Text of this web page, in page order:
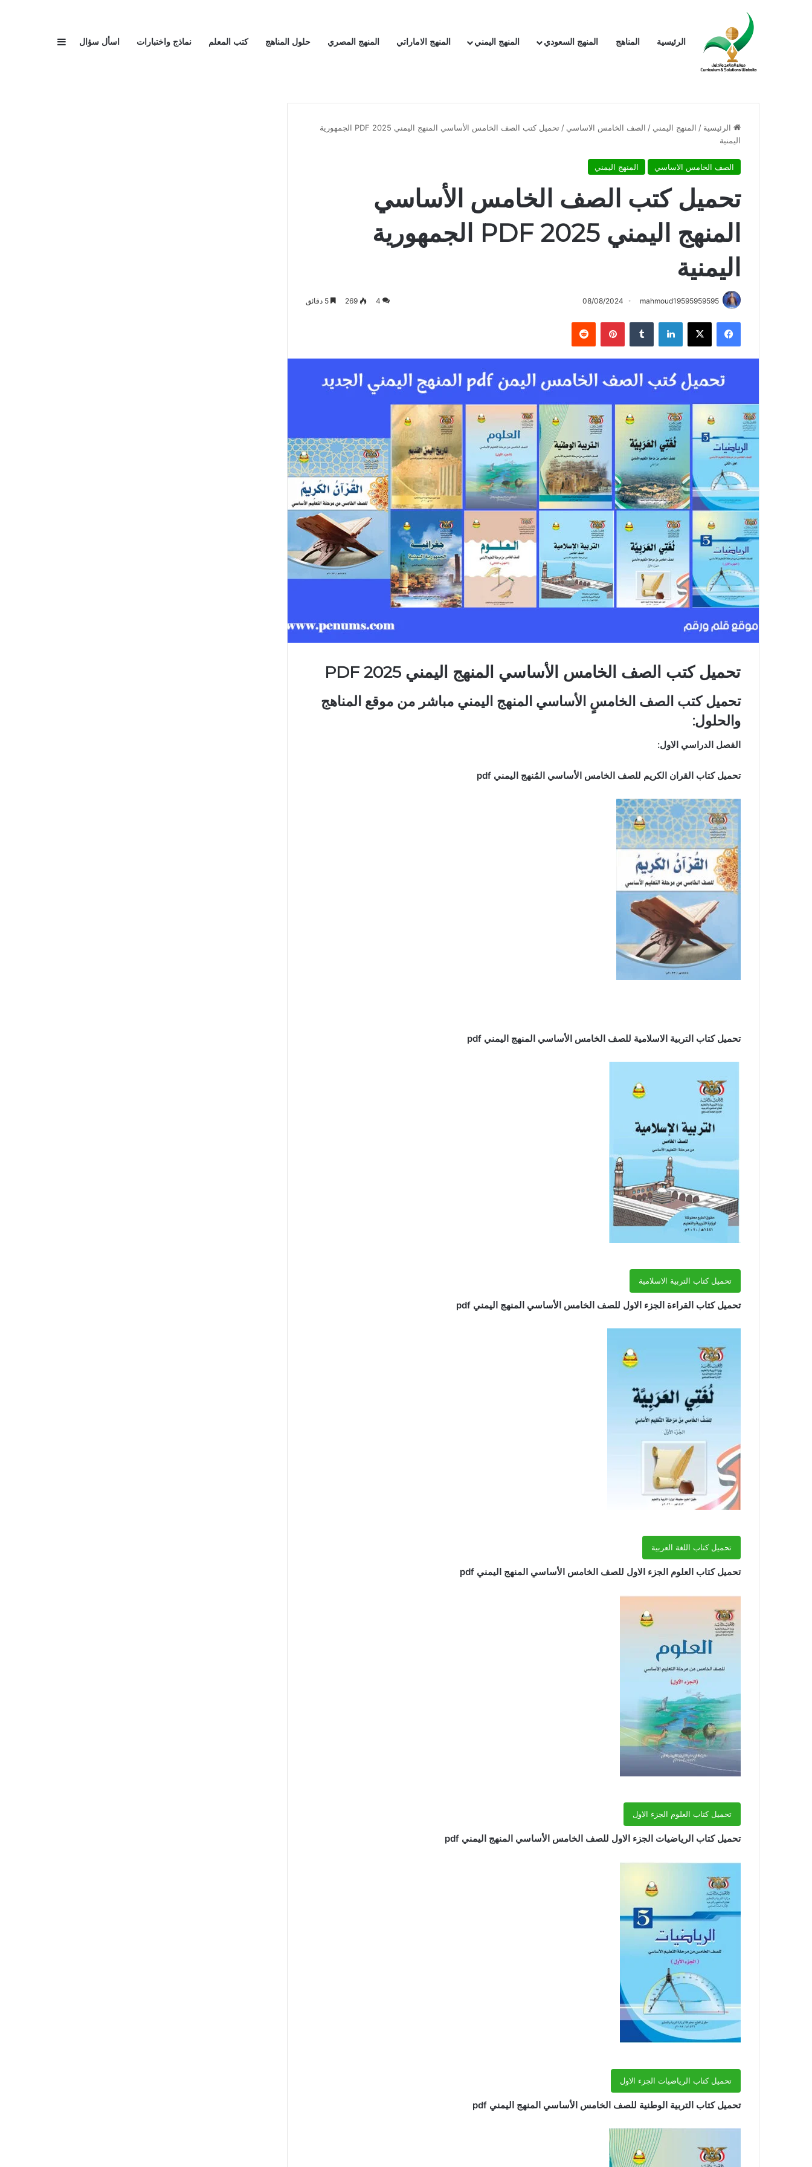
الرئيسية المناهج المنهج السعودي المنهج اليمني المنهج الاماراتي المنهج المصري حلول المناهج كتب المعلم نماذج واختبارات اسأل سؤال إضافة عمود
الرئيسية / المنهج اليمني / الصف الخامس الاساسي /
تحميل كتب الصف الخامس الأساسي المنهج اليمني 2025 PDF الجمهورية
اليمنية
الصف الخامس الاساسي المنهج اليمني
تحميل كتب الصف الخامس الأساسي
المنهج اليمني 2025 PDF الجمهورية
اليمنية
mahmoud19595959595
08/08/2024
4
269
فيسبوك X لينكدإن بينتيريست
تحميل كتب الصف الخامس الأساسي المنهج اليمني 2025 PDF
تحميل كتب الصف الخامسٍ الأساسي المنهج اليمني مباشر من موقع المناهج
والحلول:
الفصل الدراسي الاول:
تحميل كتاب القران الكريم للصف الخامس الأساسي المُنهج اليمني pdf
تحميل كتاب التربية الاسلامية للصف الخامس الأساسي المنهج اليمني pdf
تحميل كتاب التربية الاسلامية
تحميل كتاب القراءة الجزء الاول للصف الخامس الأساسي المنهج اليمني pdf
تحميل كتاب اللغة العربية
تحميل كتاب العلوم الجزء الاول للصف الخامس الأساسي المنهج اليمني pdf
تحميل كتاب العلوم الجزء الاول
تحميل كتاب الرياضيات الجزء الاول للصف الخامس الأساسي المنهج اليمني pdf
تحميل كتاب الرياضيات الجزء الاول
تحميل كتاب التربية الوطنية للصف الخامس الأساسي المنهج اليمني pdf